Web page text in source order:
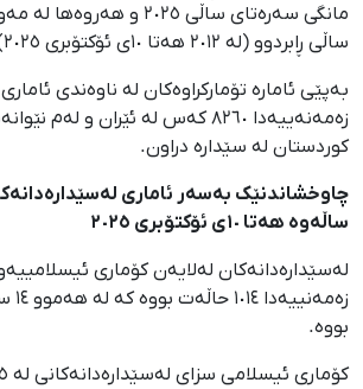
ساڵی ڕابردوو (لە ٢٠١٢ هەتا ١٠ی ئۆکتۆبری ٢٠٢٥) لەخۆ دەگرێت.
بەپێی ئامارە تۆمارکراوەکان لە ناوەندی
کوردستان لە سێدارە دراون.
چاوخشاندنێک بەسەر ئاماری
ساڵەوە هەتا ١٠ی ئۆکتۆبری ٢٠٢٥
لەسێدارەدانەکان لەلایەن کۆماری
بووە.